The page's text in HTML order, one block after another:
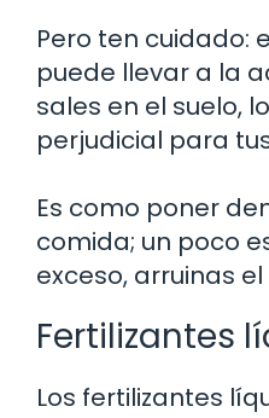
Pero ten cuidado:
puede llevar a la
sales en el suelo,
perjudicial para
Es como poner
comida; un poco
exceso, arruinas
Fertilizantes
Los fertilizantes